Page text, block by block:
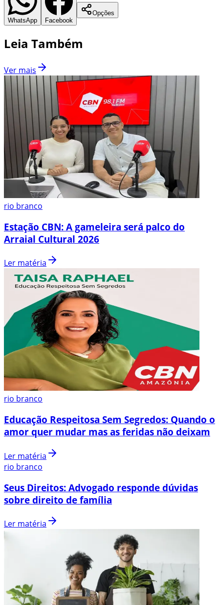
WhatsApp Facebook
Opções
Leia Também
Ver mais
rio branco
Estação CBN: A gameleira será palco do
Arraial Cultural 2026
Ler matéria
rio branco
Educação Respeitosa Sem Segredos: Quando o
amor quer mudar mas as feridas não deixam
Ler matéria
rio branco
Seus Direitos: Advogado responde dúvidas
sobre direito de família
Ler matéria